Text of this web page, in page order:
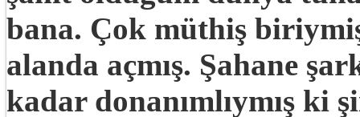
bana. Çok müthiş
alanda açmış. Şahane
kadar donanımlıymış ki